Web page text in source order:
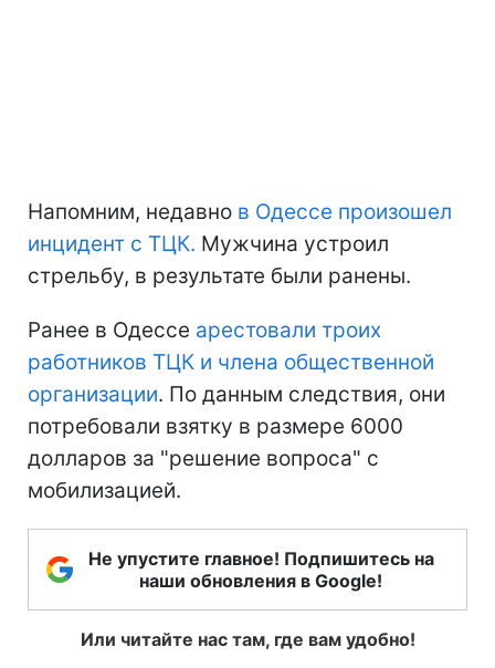
Напомним, недавно в Одессе произошел
инцидент с ТЦК. Мужчина устроил
стрельбу, в результате были ранены.
Ранее в Одессе арестовали троих
работников ТЦК и члена общественной
организации. По данным следствия, они
потребовали взятку в размере 6000
долларов за "решение вопроса" с
мобилизацией.
Не упустите главное! Подпишитесь на
наши обновления в Google!
Или читайте нас там, где вам удобно!